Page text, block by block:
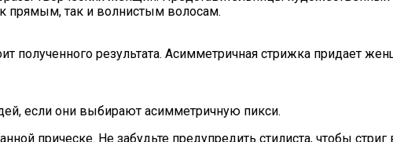
прямым, так и волнистым волосам.
полученного результата. Асимметричная стрижка придает
если они выбирают асимметричную пикси.
прическе. Не забудьте предупредить стилиста, чтобы